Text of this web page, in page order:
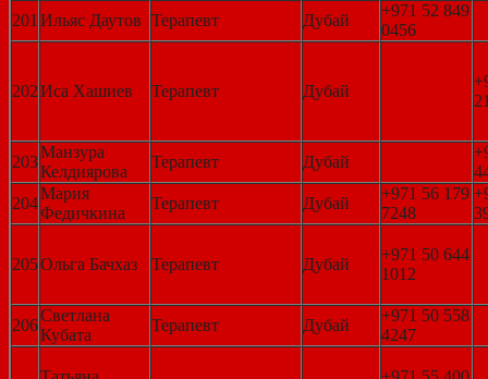
201 Ильяс Даутов Терапевт Дубай
+971 52 849
0456
202Иса Хашиев Терапевт Дубай
203
Манзура
Келдиярова
Терапевт Дубай
204
Мария
Федичкина
Терапевт Дубай
+971 56 179
7248
205Ольга Бачхаз Терапевт Дубай
+971 50 644
1012
206
Светлана
Кубата
Терапевт Дубай
+971 50 558
4247